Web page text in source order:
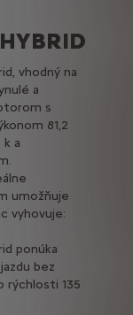
vhodný na
a
s
81,2
k a
umožňuje
vyhovuje:
ponúka
bez
rýchlosti 135